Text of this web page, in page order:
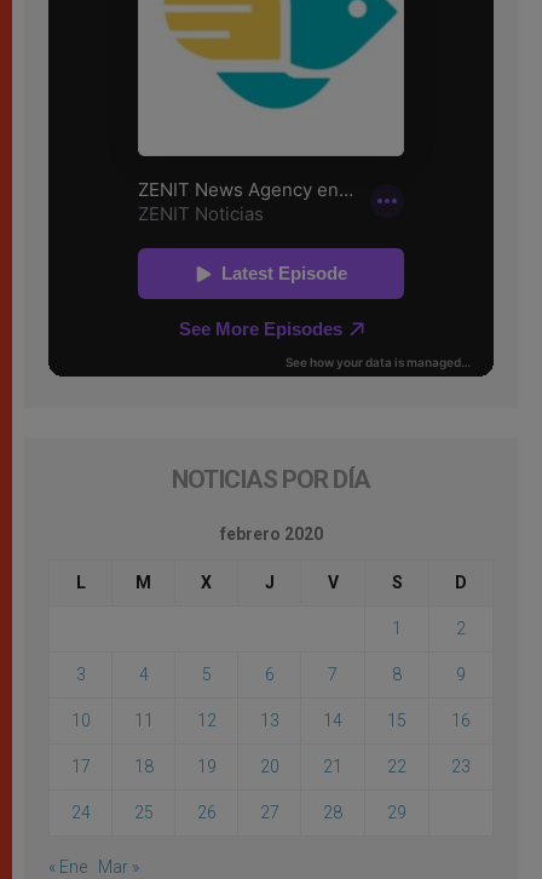
NOTICIAS POR DÍA
febrero 2020
L M X J V S D
1 2
3 4 5 6 7 8 9
10 11 12 13 14 15 16
17 18 19 20 21 22 23
24 25 26 27 28 29
« Ene Mar »